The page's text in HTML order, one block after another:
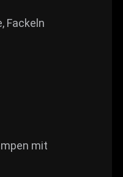
Fackeln
mit